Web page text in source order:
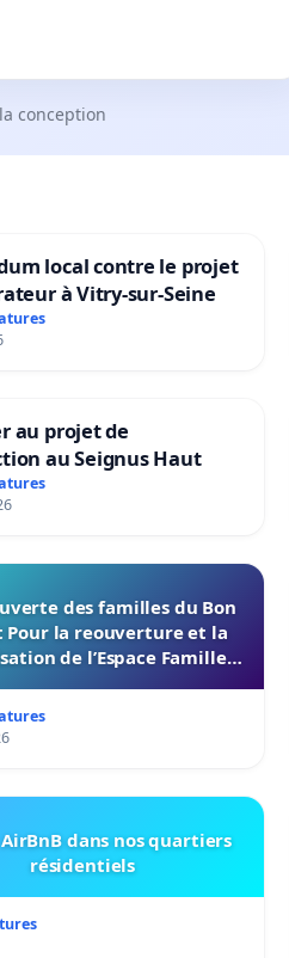
conception
local contre le projet
à Vitry-sur-Seine
au projet de
au Seignus Haut
des familles du Bon
Pour la reouverture et la
de l’Espace Familles
dans nos quartiers
résidentiels